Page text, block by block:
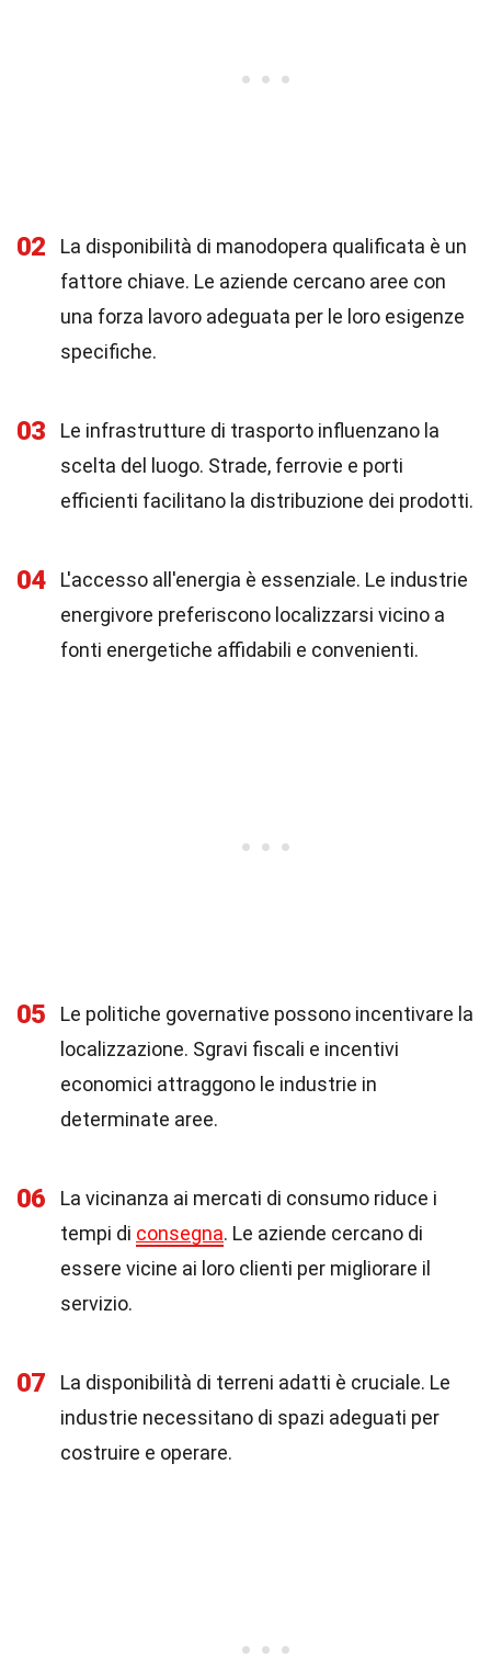
02
La disponibilità di manodopera qualificata è un
fattore chiave. Le aziende cercano aree con
una forza lavoro adeguata per le loro esigenze
specifiche.
03
Le infrastrutture di trasporto influenzano la
scelta del luogo. Strade, ferrovie e porti
efficienti facilitano la distribuzione dei prodotti.
04
L'accesso all'energia è essenziale. Le industrie
energivore preferiscono localizzarsi vicino a
fonti energetiche affidabili e convenienti.
05
Le politiche governative possono incentivare la
localizzazione. Sgravi fiscali e incentivi
economici attraggono le industrie in
determinate aree.
06
La vicinanza ai mercati di consumo riduce i
tempi di consegna. Le aziende cercano di
essere vicine ai loro clienti per migliorare il
servizio.
07
La disponibilità di terreni adatti è cruciale. Le
industrie necessitano di spazi adeguati per
costruire e operare.